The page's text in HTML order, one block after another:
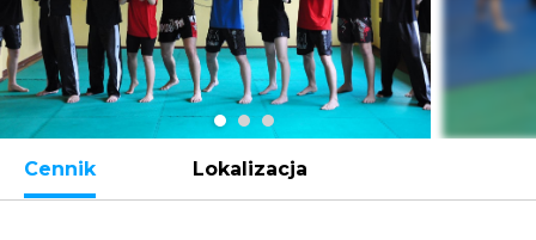
Cennik Lokalizacja